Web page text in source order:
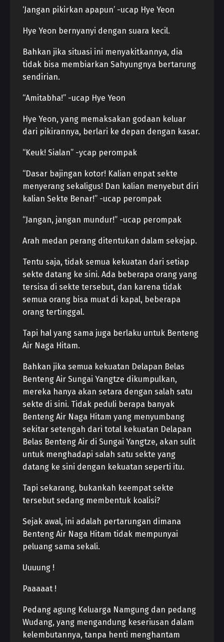
‘Jangan pikirkan apapun’ -ucap Hye Yeon
Hye Yeon bernyanyi dengan suara kecil.
Bahkan jika situasi ini menyakitkannya, dia
tidak bisa membiarkan Sahyungnya bertarung
sendirian.
“Amitabha!” -ucap Hye Yeon
Hye Yeon, yang memaksakan godaan keluar
dari pikirannya, berlari ke depan dengan kasar.
“Keuk! Sialan” -ycap perompak
“Dasar bajingan kotor! Kalian enpat sekte
menyerang sekaligus! Dan kalian menyebut diri
kalian Sekte Benar!” -ucap perompak
“Jangan, jangan mundur!” -ucap perompak
Arah medan perang ditentukan dalam sekejap.
Tentu saja, tidak semua kekuatan dari setiap
sekte datang ke sini. Ada beberapa orang yang
tersisa di sekte tersebut, dan karena tidak
semua orang bisa muat di kapal, beberapa
orang tertinggal.
Tapi hal yang sama juga berlaku untuk Benteng
Air Naga Hitam.
Bahkan jika semua kekuatan Delapan Belas
Benteng Air Sungai Yangtze dikumpulkan,
mereka hanya akan setara dengan salah satu
sekte di sini. Tidak peduli berapa banyak
Benteng Air Naga Hitam yang menyumbang
sekitar setengah dari total kekuatan Delapan
Belas Benteng Air di Sungai Yangtze, akan sulit
untuk menghadapi salah satu sekte yang
datang ke sini dengan kekuatan seperti itu.
Tapi sekarang, bukankah keempat sekte
tersebut sedang membentuk koalisi?
Sejak awal, ini adalah pertarungan dimana
Benteng Air Naga Hitam tidak mempunyai
peluang sama sekali.
Uuuung !
Paaaaat !
Pedang agung Keluarga Namgung dan pedang
Wudang, yang mengandung keseriusan dalam
kelembutannya, tanpa henti menghantam